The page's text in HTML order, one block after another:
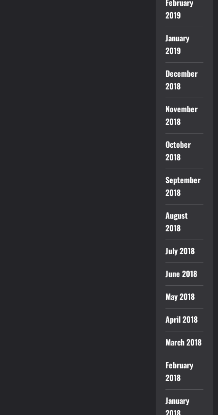
February
2019
January
2019
December
2018
November
2018
October
2018
September
2018
August
2018
July 2018
June 2018
May 2018
April 2018
March 2018
February
2018
January